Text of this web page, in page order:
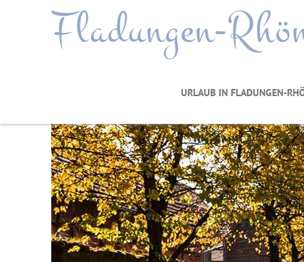
Fladungen-
URLAUB IN FLADUNGEN-